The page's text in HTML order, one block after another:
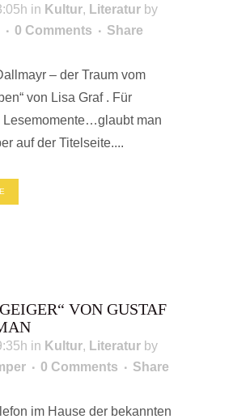
in Kultur, Literatur by
0 Comments Share
– der Traum vom
von Lisa Graf . Für
Lesemomente…glaubt man
auf der Titelseite....
VON GUSTAF
in Kultur, Literatur by
0 Comments Share
im Hause der bekannten